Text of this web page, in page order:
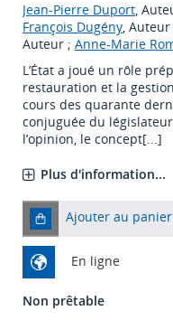
Jean-Pierre Duport,
François Dugény, Auteur
Auteur ; Anne-Marie
L’État a joué un rôle
restauration et la
cours des quarante
conjuguée du
l’opinion, le concept[...]
Plus d'information...
Ajouter au panier
En ligne
Non prêtable